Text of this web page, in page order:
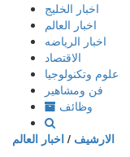
إذهب
المحتوى
اخبار الخليج
اخبار العالم
اخبار الرياضه
الاقتصاد
علوم وتكنولوجيا
فن ومشاهير
وظائف
الارشيف / اخبار العالم